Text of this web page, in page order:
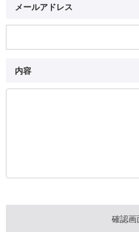
メールアドレス
内容